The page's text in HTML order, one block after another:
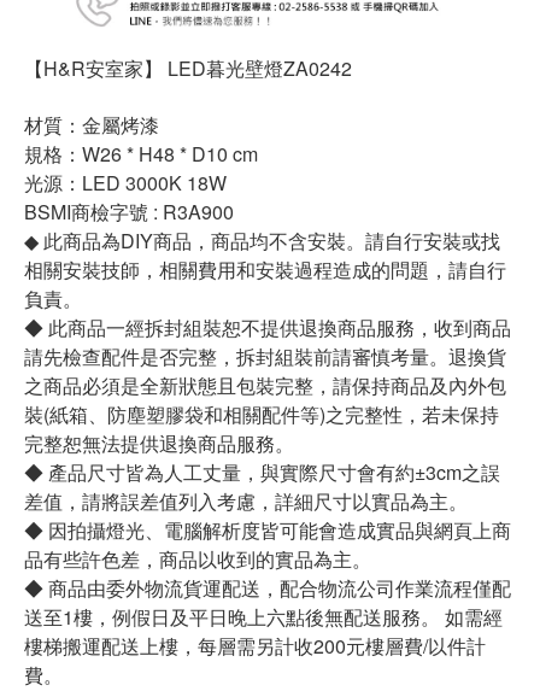
【H&R安室家】 LED暮光壁燈ZA0242
材質：金屬烤漆
規格：W26 * H48 * D10 cm
光源：LED 3000K 18W
BSMI商檢字號 : R3A900
◆ 此商品為DIY商品，商品均不含安裝。請自行安裝或找
相關安裝技師，相關費用和安裝過程造成的問題，請自行
負責。
◆ 此商品一經拆封組裝恕不提供退換商品服務，收到商品
請先檢查配件是否完整，拆封組裝前請審慎考量。退換貨
之商品必須是全新狀態且包裝完整，請保持商品及內外包
裝(紙箱、防塵塑膠袋和相關配件等)之完整性，若未保持
完整恕無法提供退換商品服務。
◆ 產品尺寸皆為人工丈量，與實際尺寸會有約±3cm之誤
差值，請將誤差值列入考慮，詳細尺寸以實品為主。
◆ 因拍攝燈光、電腦解析度皆可能會造成實品與網頁上商
品有些許色差，商品以收到的實品為主。
◆ 商品由委外物流貨運配送，配合物流公司作業流程僅配
送至1樓，例假日及平日晚上六點後無配送服務。 如需經
樓梯搬運配送上樓，每層需另計收200元樓層費/以件計
費。